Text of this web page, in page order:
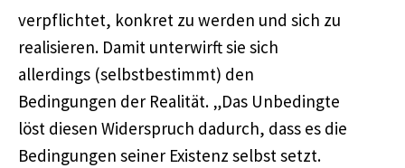
verpflichtet, konkret zu werden und sich zu
realisieren. Damit unterwirft sie sich
allerdings (selbstbestimmt) den
Bedingungen der Realität. „Das Unbedingte
löst diesen Widerspruch dadurch, dass es die
Bedingungen seiner Existenz selbst setzt.